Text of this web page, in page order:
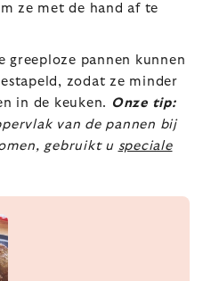
ze met de hand af te
greeploze pannen kunnen
zodat ze minder
in de keuken. Onze tip:
van de pannen bij
gebruikt u speciale